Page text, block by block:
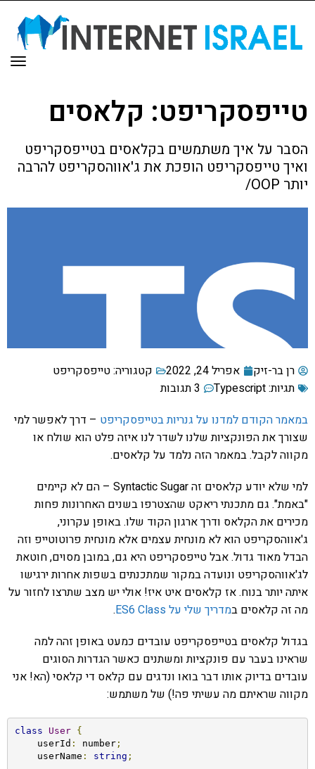
טייפסקריפט: קלאסים
הסבר על איך משתמשים בקלאסים בטייפסקריפט
ואיך טייפסקריפט הופכת את ג'אווהסקריפט להרבה
יותר OOP/
רן בר-זיק אפריל 24, 2022 קטגוריה:טייפסקריפט
תגיות:Typescript
3 תגובות
במאמר הקודם למדנו על גנריות בטייפסקריפט – דרך לאפשר למי
שצורך את הפונקציות שלנו לשדר לנו איזה פלט הוא שולח או
מקווה לקבל. במאמר הזה נלמד על קלאסים.
למי שלא יודע קלאסים זה Syntactic Sugar – הם לא קיימים
"באמת". גם מתכנתי ריאקט שהצטרפו בשנים האחרונות פחות
מכירים את הקלאס ודרך ארגון הקוד שלו. באופן עקרוני,
ג'אווהסקריפט הוא לא מונחית עצמים אלא מונחית פרוטוטייפ וזה
הבדל מאוד גדול. אבל טייפסקריפט היא גם, במובן מסוים, חוטאת
לג'אווהסקריפט ונועדה במקור שמתכנתים בשפות אחרות ירגישו
איתה יותר בנוח. אז קלאסים איט איז! אולי יש מצב שתרצו לחזור על
מה זה קלאסים במדריך שלי על ES6 Class
.
בגדול קלאסים בטייפסקריפט עובדים כמעט באופן זהה למה
שראינו בעבר עם פונקציות ומשתנים כאשר הגדרות הסוגים
עובדים בדיוק אותו דבר בואו ונדגים עם קלאס די קלאסי (הא! אני
מקווה שראיתם מה עשיתי פה!) של משתמש:
class User
{
    userId
: number;
    userName
: string ;